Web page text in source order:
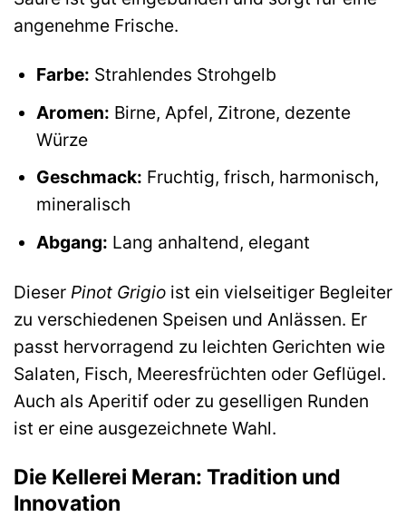
angenehme Frische.
Farbe: Strahlendes Strohgelb
Aromen: Birne, Apfel, Zitrone, dezente
Würze
Geschmack: Fruchtig, frisch, harmonisch,
mineralisch
Abgang: Lang anhaltend, elegant
Dieser Pinot Grigio ist ein vielseitiger Begleiter
zu verschiedenen Speisen und Anlässen. Er
passt hervorragend zu leichten Gerichten wie
Salaten, Fisch, Meeresfrüchten oder Geflügel.
Auch als Aperitif oder zu geselligen Runden
ist er eine ausgezeichnete Wahl.
Die Kellerei Meran: Tradition und
Innovation